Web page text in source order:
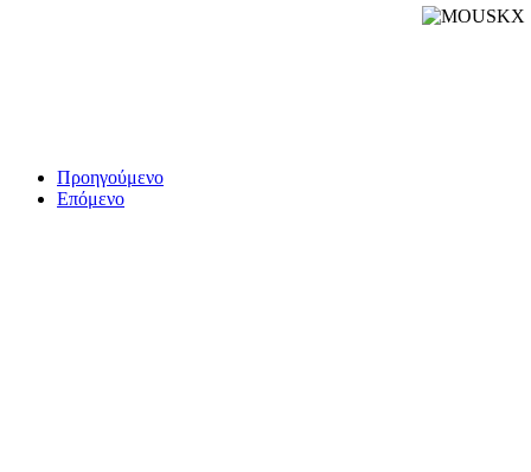
Προηγούμενο
Επόμενο